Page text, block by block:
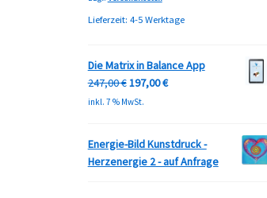
Lieferzeit: 4-5 Werktage
Die Matrix in Balance App
247,00€Ursprünglicher
Preis
197,00€Aktueller
inkl. 7 % MwSt.
Energie-Bild Kunstdruck -
Herzenergie 2 - auf Anfrage